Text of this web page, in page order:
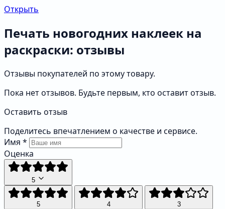
Открыть
Печать новогодних наклеек на
раскраски: отзывы
Отзывы покупателей по этому товару.
Пока нет отзывов. Будьте первым, кто оставит отзыв.
Оставить отзыв
Поделитесь впечатлением о качестве и сервисе.
Имя *
Оценка
5
5 4 3